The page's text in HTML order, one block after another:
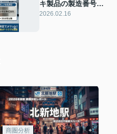
キ製品の製造番号と
社名表記で「年式」
2026.02.16
商圏分析